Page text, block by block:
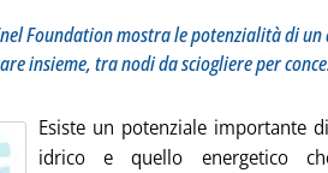
Foundation mostra le potenzialità di
insieme, tra nodi da sciogliere per
Esiste un potenziale importante
idrico e quello energetico